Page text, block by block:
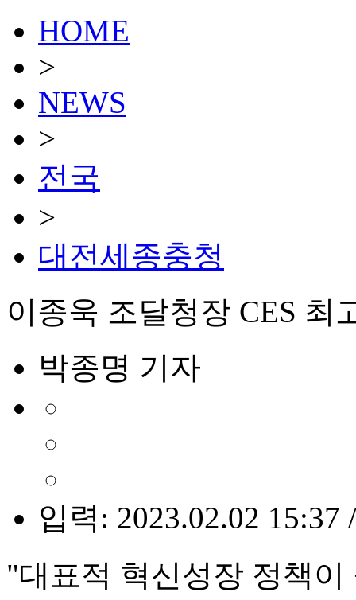
HOME
>
NEWS
>
전국
>
대전세종충청
이종욱 조달청장 CES 최
박종명 기자
입력: 2023.02.02 15:37
"대표적 혁신성장 정책